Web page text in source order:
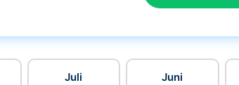
Juli
Juni